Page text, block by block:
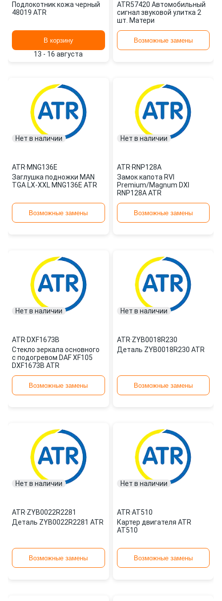
Подлокотник кожа черный
48019 ATR
В корзину
13 - 16 августа
ATR57420 Автомобильный
сигнал звуковой улитка 2
шт. Матери
Возможные замены
Нет в наличии
ATR·MNG136E
Заглушка подножки MAN
TGA LX-XXL MNG136E ATR
Возможные замены
Нет в наличии
ATR·RNP128A
Замок капота RVI
Premium/Magnum DXI
RNP128A ATR
Возможные замены
Нет в наличии
ATR·DXF1673B
Стекло зеркала основного
с подогревом DAF XF105
DXF1673B ATR
Возможные замены
Нет в наличии
ATR·ZYB0018R230
Деталь ZYB0018R230 ATR
Возможные замены
Нет в наличии
ATR·ZYB0022R2281
Деталь ZYB0022R2281 ATR
Возможные замены
Нет в наличии
ATR·AT510
Картер двигателя ATR
AT510
Возможные замены